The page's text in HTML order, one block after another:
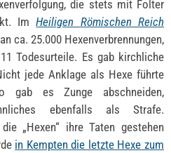
die stets mit Folter
ImHeiligen Römischen Reich
ca. 25.000 Hexenverbrennungen,
Todesurteile. Es gab kirchliche
jede Anklage als Hexe führte
gab es Zunge abschneiden,
ebenfalls als Strafe.
„Hexen“ ihre Taten gestehen
in Kempten die letzte Hexe zum